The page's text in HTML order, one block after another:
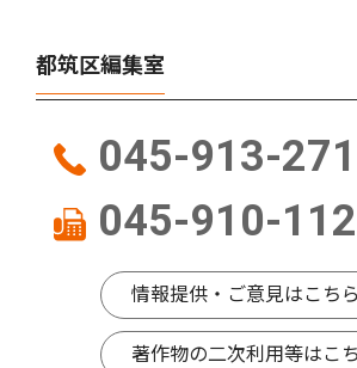
都筑区編集室
045-913-
045-910-
情報提供・ご意見はこちら
著作物の二次利用等はこ